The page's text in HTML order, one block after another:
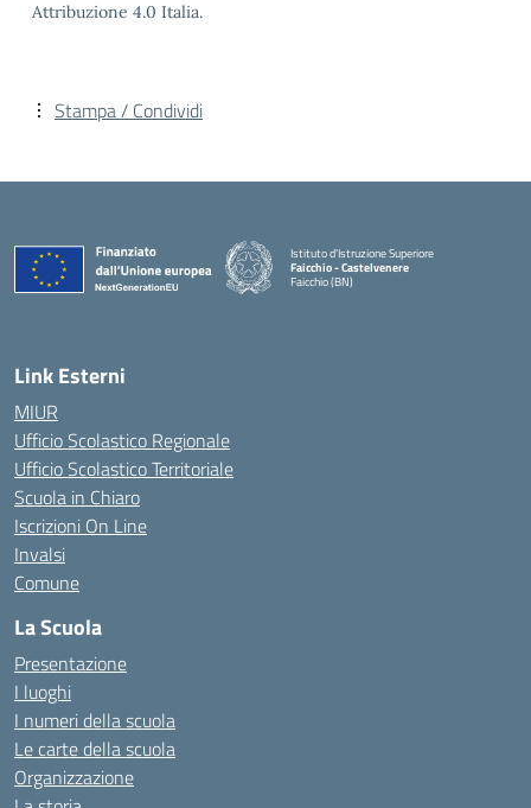
Attribuzione 4.0 Italia.
Stampa / Condividi
Istituto d'Istruzione Superiore
Faicchio - Castelvenere
Faicchio (BN)
Link Esterni
MIUR
Ufficio Scolastico Regionale
Ufficio Scolastico Territoriale
Scuola in Chiaro
Iscrizioni On Line
Invalsi
Comune
La Scuola
Presentazione
I luoghi
I numeri della scuola
Le carte della scuola
Organizzazione